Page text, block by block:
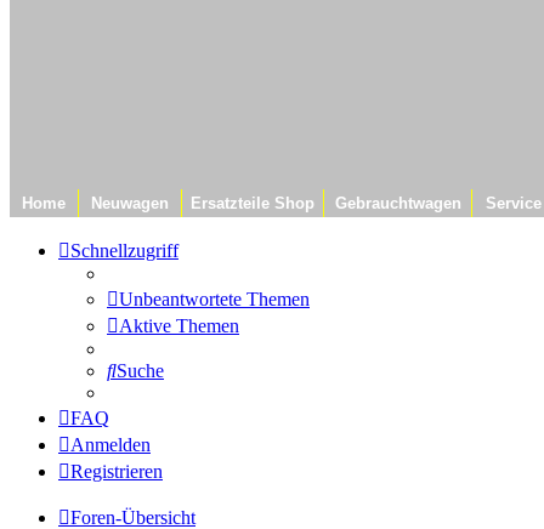
Home Neuwagen Ersatzteile Shop Gebrauchtwagen Service
Schnellzugriff
Unbeantwortete Themen
Aktive Themen
Suche
FAQ
Anmelden
Registrieren
Foren-Übersicht